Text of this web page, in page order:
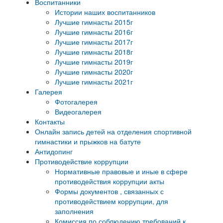
Воспитанники
Истории наших воспитанников
Лучшие гимнасты 2015г
Лучшие гимнасты 2016г
Лучшие гимнасты 2017г
Лучшие гимнасты 2018г
Лучшие гимнасты 2019г
Лучшие гимнасты 2020г
Лучшие гимнасты 2021г
Галерея
Фотогалерея
Видеогалерея
Контакты
Онлайн запись детей на отделения спортивной
гимнастики и прыжков на батуте
Антидопинг
Противодействие коррупции
Нормативные правовые и иные в сфере
противодействия коррупции акты
Формы документов , связанных с
противодействием коррупции, для
заполнения
Комиссия по соблюдению требований к